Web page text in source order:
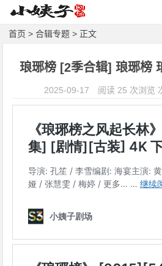
首页 >合辑专题 > 正文
琅琊榜 [2季合辑] 琅琊榜
2025-09-17 阅读 25 次浏览